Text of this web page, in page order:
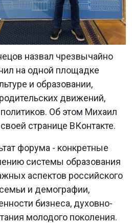
назвал чрезвычайно
на одной площадке
и образовании,
движений,
Об этом Михаил
странице ВКонтакте.
форума - конкретные
системы образования
аспектов российского
и демографии,
бизнеса, духовно-
молодого поколения.